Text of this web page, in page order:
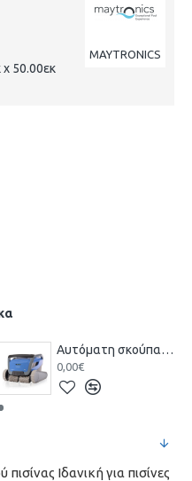
x 50.00εκ
MAYTRONICS
Αυτόματη σκούπα πισίνας DOLPHIN M600
0,00€
Ιδανική για πισίνες